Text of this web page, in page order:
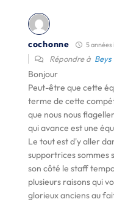
cochonne 5 années
Répondre à
Bonjour
Peut-être que cette
terme de cette
que nous nous
qui avance est une
Le tout est d'y aller
supportrices sommes
son côté le staff
plusieurs raisons qui
glorieux anciens au